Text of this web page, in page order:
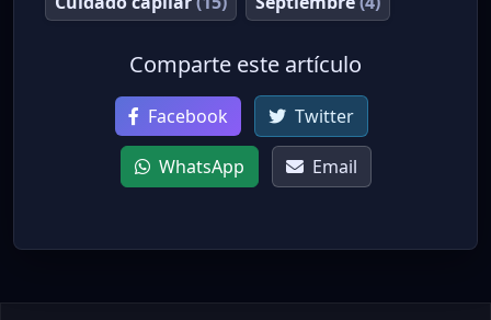
Comparte este artículo
Facebook Twitter
WhatsApp Email